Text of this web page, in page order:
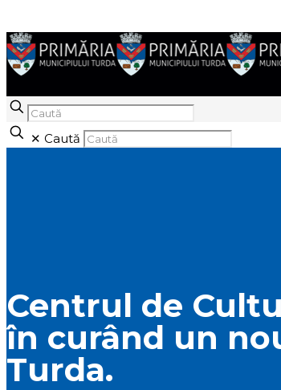
✕ Caută
Centrul de
în curând un
Turda.